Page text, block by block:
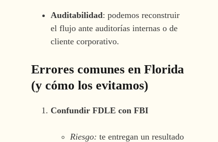
Auditabilidad: podemos reconstruir
el flujo ante auditorías internas o de
cliente corporativo.
Errores comunes en Florida
(y cómo los evitamos)
Confundir FDLE con FBI
Riesgo: te entregan un resultado